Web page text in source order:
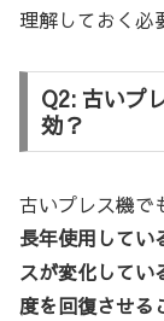
理解しておく必
Q2: 古いプ
効？
古いプレス機で
長年使用してい
スが変化してい
度を回復させる